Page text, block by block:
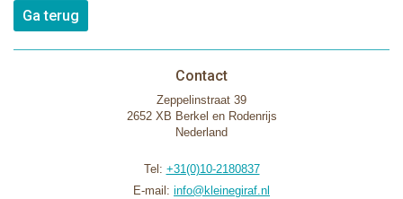
Ga terug
Contact
Zeppelinstraat 39
2652 XB Berkel en Rodenrijs
Nederland
Tel: +31(0)10-2180837
E-mail: info@kleinegiraf.nl